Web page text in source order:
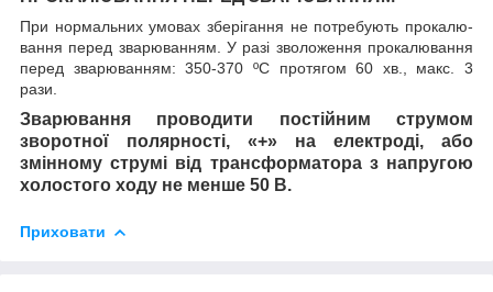
При нормальних умовах зберігання не потребують прокалю­
вання перед зварюванням. У разі зволоження прокалювання
пе­ред зварюванням: 350-370 ºС протягом 60 хв., макс. 3
рази.
Зварювання проводити постійним струмом
зворотної полярності, «+» на електроді, або
змінному струмі від трансформатора з напругою
холостого ходу не менше 50 В.
Приховати